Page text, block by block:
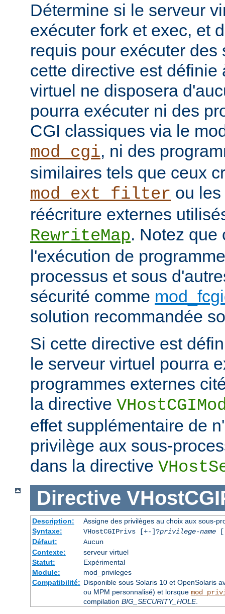
Détermine si le serveur
exécuter fork et exec, et
requis pour exécuter
cette directive est
virtuel ne disposera
pourra exécuter ni des
CGI classiques via le
mod_cgi, ni des
similaires tels que ceux
mod_ext_filter ou
réécriture externes
RewriteMap. Notez que
l'exécution de
processus et sous
sécurité comme
solution recommandée
Si cette directive est
le serveur virtuel pourra
programmes externes
la directive
effet supplémentaire de
privilège aux sous-
dans la directive
Directive
Description:
Assigne des privilèges au choix aux sous-
Syntaxe:
VHostCGIPrivs [+-]?privilege-name
Défaut:
Aucun
Contexte:
serveur virtuel
Statut:
Expérimental
Module:
mod_privileges
Compatibilité: Disponible sous Solaris 10 et OpenSolaris
ou MPM personnalisé) et lorsque
compilation BIG_SECURITY_HOLE.